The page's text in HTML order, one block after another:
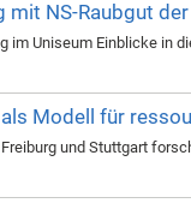
mit NS-Raubgut
im Uniseum Einblicke in
Modell für
und Stuttgart